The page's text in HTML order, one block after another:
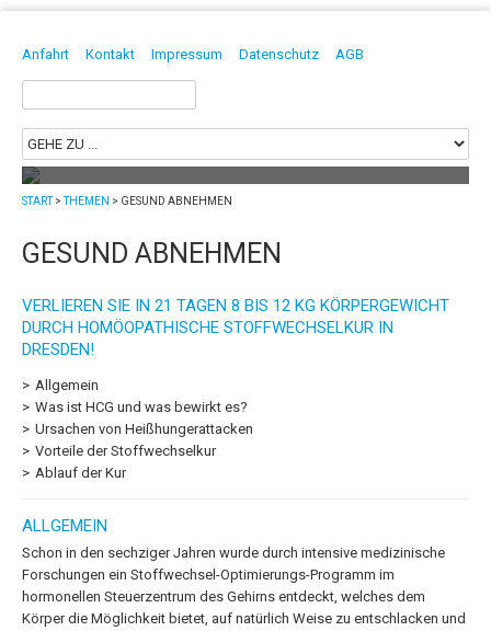
DAVID BORGMANN
HEILPRAKTIKER | PHYSIOTHERAPEUT | OSTEOPATH
Anfahrt Kontakt Impressum Datenschutz
AGB
Suchen
nach:
Mit Chiropraktik in Dresden Blockaden
Die Chiropraktik ist eine manuelle Methode zur Untersuchung
START>THEMEN > GESUND ABNEHMEN
GESUND ABNEHMEN
VERLIEREN SIE IN 21 TAGEN 8 BIS 12 KG KÖRPERGEWICHT
DURCH HOMÖOPATHISCHE STOFFWECHSELKUR IN
DRESDEN!
Allgemein
Was ist HCG und was bewirkt es?
Ursachen von Heißhungerattacken
Vorteile der Stoffwechselkur
Ablauf der Kur
ALLGEMEIN
Schon in den sechziger Jahren wurde durch intensive medizinische
Forschungen ein Stoffwechsel-Optimierungs-Programm im
hormonellen Steuerzentrum des Gehirns entdeckt, welches dem
Körper die Möglichkeit bietet, auf natürlich Weise zu entschlacken und